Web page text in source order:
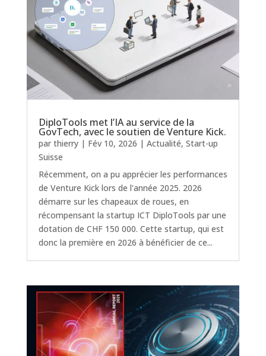
DiploTools met l’IA au service de la
GovTech, avec le soutien de Venture Kick.
par thierry| Fév 10, 2026 | Actualité, Start-up
Suisse
Récemment, on a pu apprécier les performances
de Venture Kick lors de l'année 2025. 2026
démarre sur les chapeaux de roues, en
récompensant la startup ICT DiploTools par une
dotation de CHF 150 000. Cette startup, qui est
donc la première en 2026 à bénéficier de ce...